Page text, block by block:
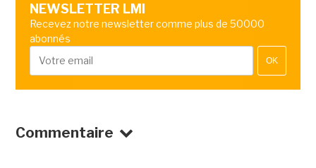
NEWSLETTER LMI
Recevez notre newsletter comme plus de 50000
abonnés
OK
Commentaire